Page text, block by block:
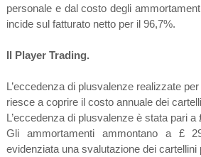
personale e dal costo degli
incide sul fatturato netto per il 96,7%.
Il Player Trading.
L’eccedenza di plusvalenze realizzate
riesce a coprire il costo annuale dei
L’eccedenza di plusvalenze è stata pari a
Gli ammortamenti ammontano a £
evidenziata una svalutazione dei cartellini